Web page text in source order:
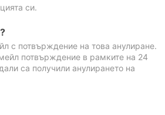
си.
с потвърждение на това анулиране.
потвърждение в рамките на 24
са получили анулирането на